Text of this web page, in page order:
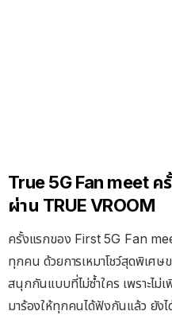
True 5G Fan meet
ผ่าน TRUE VROOM
ครั้งแรกของ First 5G Fan
ทุกคน ด้วยการเหมาโชว์สุดพิเศ
สนุกกันแบบที่ไม่ซ้ำใคร เพราะไม่
มาร้องให้ทุกคนได้ฟังกันแล้ว ยัง